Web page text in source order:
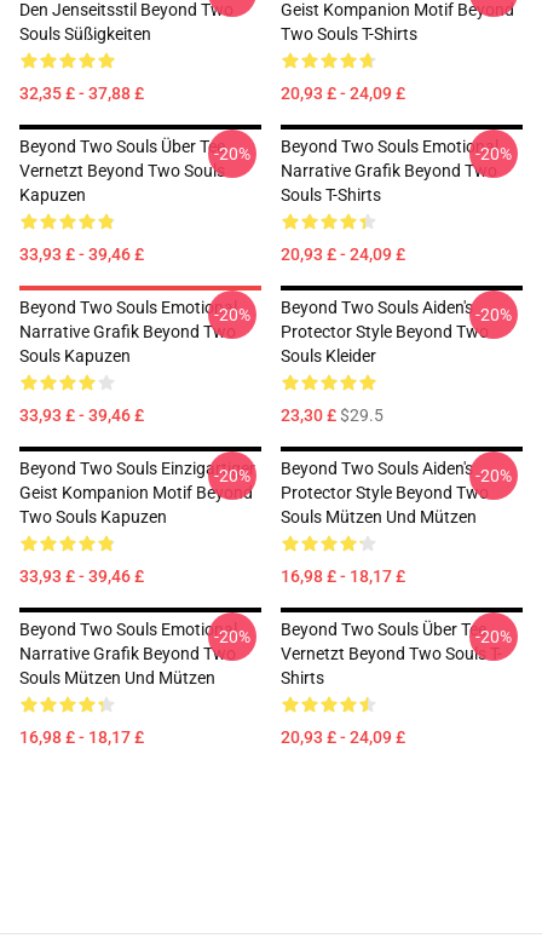
Den Jenseitsstil Beyond Two
Souls Süßigkeiten
32,35 £ - 37,88 £
Geist Kompanion Motif Beyond
Two Souls T-Shirts
20,93 £ - 24,09 £
Beyond Two Souls Über Tee
Vernetzt Beyond Two Souls
Kapuzen
33,93 £ - 39,46 £
-20%
Beyond Two Souls Emotional
Narrative Grafik Beyond Two
Souls T-Shirts
20,93 £ - 24,09 £
-20%
Beyond Two Souls Emotional
Narrative Grafik Beyond Two
Souls Kapuzen
33,93 £ - 39,46 £
-20%
Beyond Two Souls Aiden's
Protector Style Beyond Two
Souls Kleider
23,30 £$29.5
-20%
Beyond Two Souls Einzigartiger
Geist Kompanion Motif Beyond
Two Souls Kapuzen
33,93 £ - 39,46 £
-20%
Beyond Two Souls Aiden's
Protector Style Beyond Two
Souls Mützen Und Mützen
16,98 £ - 18,17 £
-20%
Beyond Two Souls Emotional
Narrative Grafik Beyond Two
Souls Mützen Und Mützen
16,98 £ - 18,17 £
-20%
Beyond Two Souls Über Tee
Vernetzt Beyond Two Souls T-
Shirts
20,93 £ - 24,09 £
-20%